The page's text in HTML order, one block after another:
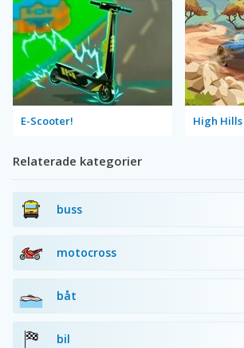
E-Scooter! High Hills
Relaterade kategorier
buss
motocross
båt
bil